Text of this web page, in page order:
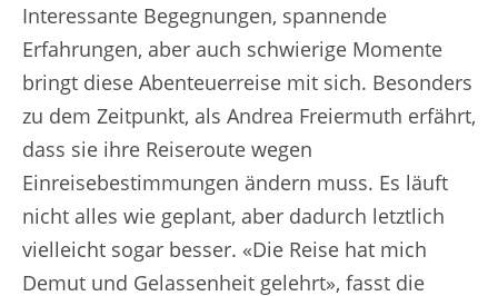
Interessante Begegnungen, spannende
Erfahrungen, aber auch schwierige Momente
bringt diese Abenteuerreise mit sich. Besonders
zu dem Zeitpunkt, als Andrea Freiermuth erfährt,
dass sie ihre Reiseroute wegen
Einreisebestimmungen ändern muss. Es läuft
nicht alles wie geplant, aber dadurch letztlich
vielleicht sogar besser. «Die Reise hat mich
Demut und Gelassenheit gelehrt», fasst die